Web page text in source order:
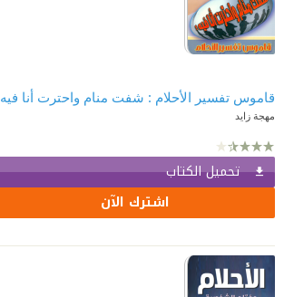
قاموس تفسير الأحلام : شفت منام واحترت أنا فيه
مهجة زايد
تحميل الكتاب
اشترك الآن